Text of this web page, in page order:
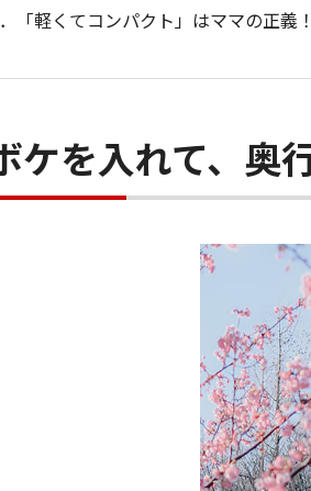
「軽くてコンパクト」はママの正義
ケを入れて、奥